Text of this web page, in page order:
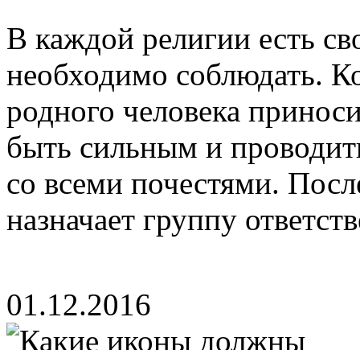
В каждой религии есть
необходимо соблюдать.
родного человека
быть сильным и
со всеми почестями.
назначает группу
01.12.2016